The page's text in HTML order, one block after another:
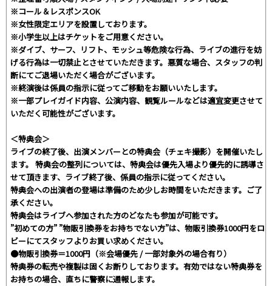
※コール＆レスポンスOK
※女性限定エリアを設置しております。
※小学生以上はチケットをご用意ください。
※ダイブ、サーフ、リフト、モッシュ等危険な行為、ライブの進行を妨
げる行為は一切禁止とさせていただきます。悪質な場合、スタッフの判
断にてご退場いただく場合がございます。
※終演後は係員の指示に従ってご移動をお願いいたします。
※一部プレイガイド内容、公演内容、観覧ルールなどは適宜変更させて
いただく可能性がございます。
＜特典会＞
ライブの終了後、出演メンバーとの特典会（チェキ撮影）を開催いたし
ます。 特典会の整列については、特典会は優先入場より優先的に誘導さ
せて頂きます、ライブ終了後、係員の指示に従ってください。
特典会への出演者の登場は準備のため少しお時間をいただきます。ご了
承ください。
特典会はライブへ参加された方のどなたも参加が可能です。
”初めての方” ”物販引換券をお持ちでない方”は、物販引換券1000円をロ
ビーにてスタッフよりお買い求めください。
●物販引換券＝1000円（※会場優先 / 一部対象外の場合有り）
特典券の転売や複製は固くお断りしております。有効ではない特典券を
お持ちの場合、直ちに警察に通報します。